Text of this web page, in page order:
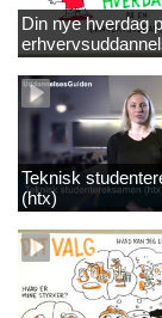
Din nye hverdag
Teknisk
(htx)